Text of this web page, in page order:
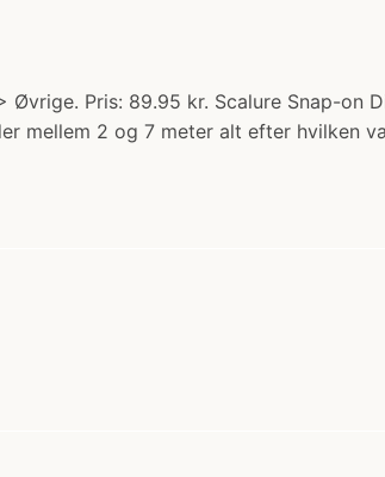
Pris: 89.95 kr. Scalure Snap-on
mellem 2 og 7 meter alt efter hvilken